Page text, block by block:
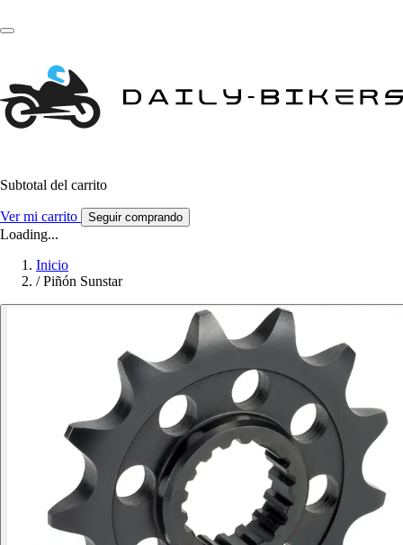
Subtotal del carrito
Ver mi carrito Seguir comprando
Loading...
Inicio
/ Piñón Sunstar